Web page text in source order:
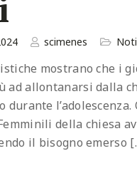
scimenes
mostrano che i
ad allontanarsi dalla
l’adolescenza.
della chiesa
il bisogno emerso